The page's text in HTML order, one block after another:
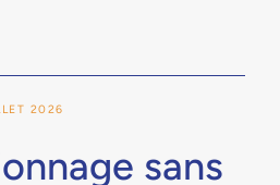
sans
2026